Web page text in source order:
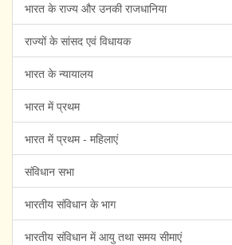
भारत के राज्य और उनकी राजधानिया
राज्यों के सांसद एवं विधायक
भारत के न्यायालय
भारत में प्रथम
भारत में प्रथम - महिलाएं
संविधान सभा
भारतीय संविधान के भाग
भारतीय संविधान में आयु तथा समय सीमाएं